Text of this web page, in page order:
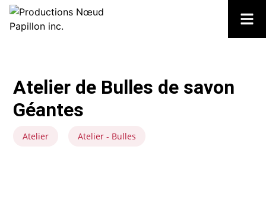
Atelier de Bulles de savon
Géantes
Atelier Atelier - Bulles